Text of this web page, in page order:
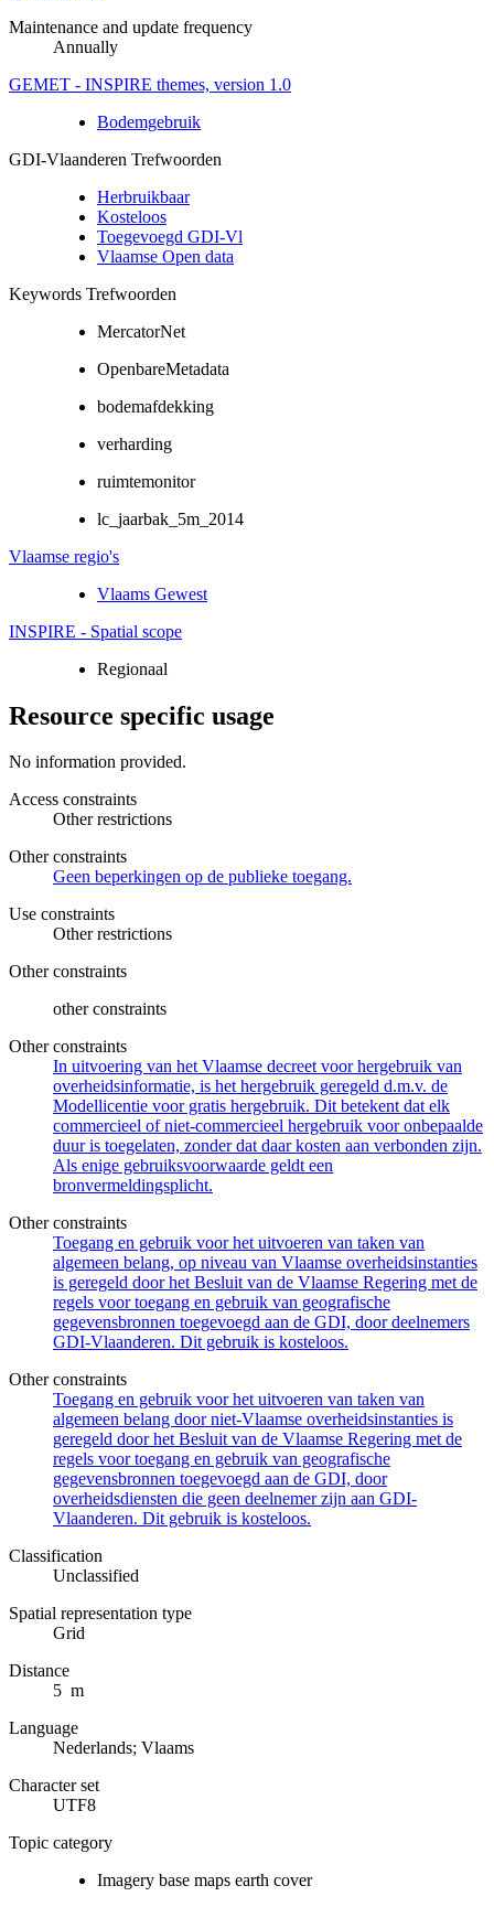
Maintenance and update frequency
Annually
GEMET - INSPIRE themes, version 1.0
Bodemgebruik
GDI-Vlaanderen Trefwoorden
Herbruikbaar
Kosteloos
Toegevoegd GDI-Vl
Vlaamse Open data
Keywords Trefwoorden
MercatorNet
OpenbareMetadata
bodemafdekking
verharding
ruimtemonitor
lc_jaarbak_5m_2014
Vlaamse regio's
Vlaams Gewest
INSPIRE - Spatial scope
Regionaal
Resource specific usage
No information provided.
Access constraints
Other restrictions
Other constraints
Geen beperkingen op de publieke toegang.
Use constraints
Other restrictions
Other constraints
other constraints
Other constraints
In uitvoering van het Vlaamse decreet voor hergebruik van
overheidsinformatie, is het hergebruik geregeld d.m.v. de
Modellicentie voor gratis hergebruik. Dit betekent dat elk
commercieel of niet-commercieel hergebruik voor onbepaalde
duur is toegelaten, zonder dat daar kosten aan verbonden zijn.
Als enige gebruiksvoorwaarde geldt een
bronvermeldingsplicht.
Other constraints
Toegang en gebruik voor het uitvoeren van taken van
algemeen belang, op niveau van Vlaamse overheidsinstanties
is geregeld door het Besluit van de Vlaamse Regering met de
regels voor toegang en gebruik van geografische
gegevensbronnen toegevoegd aan de GDI, door deelnemers
GDI-Vlaanderen. Dit gebruik is kosteloos.
Other constraints
Toegang en gebruik voor het uitvoeren van taken van
algemeen belang door niet-Vlaamse overheidsinstanties is
geregeld door het Besluit van de Vlaamse Regering met de
regels voor toegang en gebruik van geografische
gegevensbronnen toegevoegd aan de GDI, door
overheidsdiensten die geen deelnemer zijn aan GDI-
Vlaanderen. Dit gebruik is kosteloos.
Classification
Unclassified
Spatial representation type
Grid
Distance
5 m
Language
Nederlands; Vlaams
Character set
UTF8
Topic category
Imagery base maps earth cover